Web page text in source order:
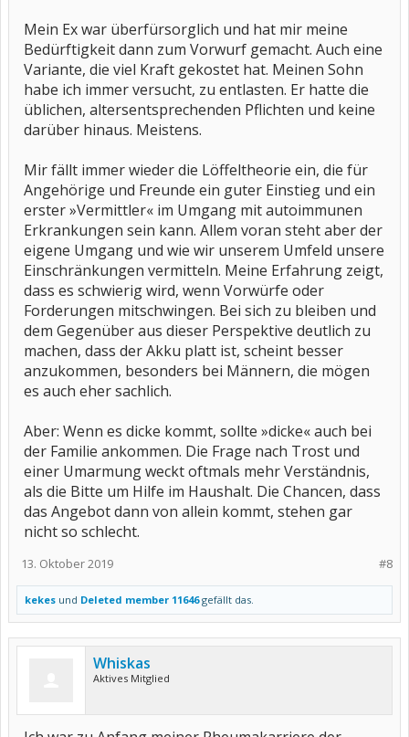
Mein Ex war überfürsorglich und hat mir meine
Bedürftigkeit dann zum Vorwurf gemacht. Auch eine
Variante, die viel Kraft gekostet hat. Meinen Sohn
habe ich immer versucht, zu entlasten. Er hatte die
üblichen, altersentsprechenden Pflichten und keine
darüber hinaus. Meistens.
Mir fällt immer wieder die Löffeltheorie ein, die für
Angehörige und Freunde ein guter Einstieg und ein
erster »Vermittler« im Umgang mit autoimmunen
Erkrankungen sein kann. Allem voran steht aber der
eigene Umgang und wie wir unserem Umfeld unsere
Einschränkungen vermitteln. Meine Erfahrung zeigt,
dass es schwierig wird, wenn Vorwürfe oder
Forderungen mitschwingen. Bei sich zu bleiben und
dem Gegenüber aus dieser Perspektive deutlich zu
machen, dass der Akku platt ist, scheint besser
anzukommen, besonders bei Männern, die mögen
es auch eher sachlich.
Aber: Wenn es dicke kommt, sollte »dicke« auch bei
der Familie ankommen. Die Frage nach Trost und
einer Umarmung weckt oftmals mehr Verständnis,
als die Bitte um Hilfe im Haushalt. Die Chancen, dass
das Angebot dann von allein kommt, stehen gar
nicht so schlecht.
#8
13. Oktober 2019
kekes und Deleted member 11646gefällt das.
Whiskas
Aktives Mitglied